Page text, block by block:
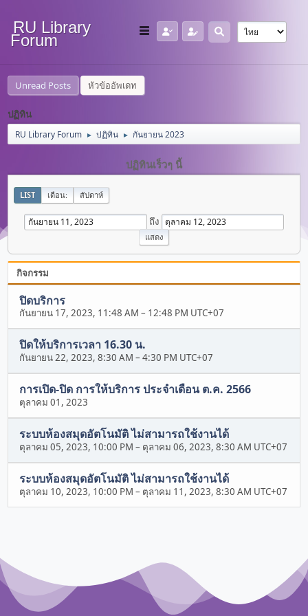
RU Library
Forum
Unread Posts หัวข้ออัพเดท
ปฏิทิน
RU Library Forum ► ปฏิทิน ► กันยายน 2023
ปฏิทินเร็วๆ นี้
LIST เดือน: สัปดาห์
ถึง
กิจกรรม
ปิดบริการ
กันยายน 17, 2023, 11:48 AM – 12:48 PM UTC+07
ปิดให้บริการเวลา 16.30 น.
กันยายน 22, 2023, 8:30 AM –4:30 PM UTC+07
การเปิด-ปิด การให้บริการ ประจำเดือน ต.ค. 2566
ตุลาคม 01, 2023
ระบบห้องสมุดอัตโนมัติ ไม่สามารถใช้งานได้
ตุลาคม 05, 2023, 10:00 PM – ตุลาคม 06, 2023, 8:30 AM UTC+07
ระบบห้องสมุดอัตโนมัติ ไม่สามารถใช้งานได้
ตุลาคม 10, 2023, 10:00 PM – ตุลาคม 11, 2023, 8:30 AM UTC+07